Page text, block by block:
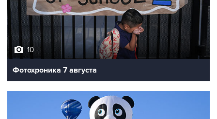
10
Фотохроника 7 августа